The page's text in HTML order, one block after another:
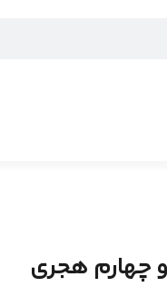
چهارم هجری